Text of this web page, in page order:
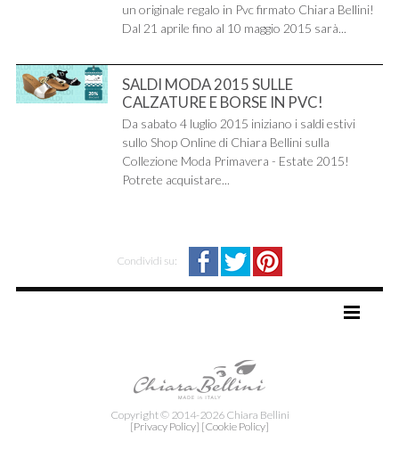
un originale regalo in Pvc firmato Chiara Bellini!
Dal 21 aprile fino al 10 maggio 2015 sarà...
SALDI MODA 2015 SULLE
CALZATURE E BORSE IN PVC!
Da sabato 4 luglio 2015 iniziano i saldi estivi
sullo Shop Online di Chiara Bellini sulla
Collezione Moda Primavera - Estate 2015!
Potrete acquistare...
Condividi su:
SITE MAP
Copyright © 2014-2026 Chiara Bellini
[Privacy Policy] [Cookie Policy]